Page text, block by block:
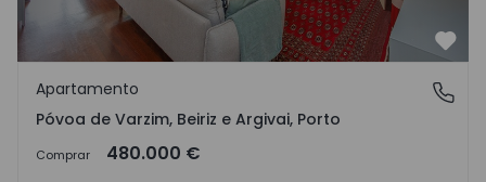
Póvoa de Varzim, Beiriz e Argivai, Porto
Apartamento
Póvoa de Varzim, Beiriz e Argivai, Porto
Comprar 480.000 €